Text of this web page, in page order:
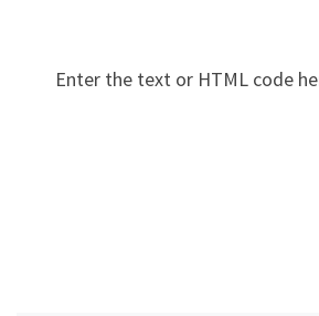
Enter the text or HTML code